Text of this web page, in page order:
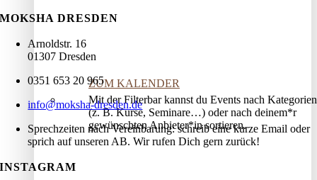
ZUM KALENDER
Mit der Filterbar kannst du Events nach Kategorien
(z. B. Kurse, Seminare…) oder nach deinem*r
gewünschten Anbieter*in sortieren.
MOKSHA DRESDEN
Arnoldstr. 16
01307 Dresden
0351 653 20 965
info@moksha-dresden.de
Sprechzeiten nach Vereinbarung: schreib eine kurze Email oder
sprich auf unseren AB. Wir rufen Dich gern zurück!
INSTAGRAM